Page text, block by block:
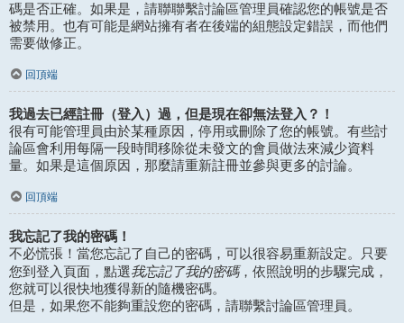
碼是否正確。如果是，請聯聯繫討論區管理員確認您的帳號是否
被禁用。也有可能是網站擁有者在後端的組態設定錯誤，而他們
需要做修正。
回頂端
我過去已經註冊（登入）過，但是現在卻無法登入？！
很有可能管理員由於某種原因，停用或刪除了您的帳號。有些討
論區會利用每隔一段時間移除從未發文的會員做法來減少資料
量。如果是這個原因，那麼請重新註冊並參與更多的討論。
回頂端
我忘記了我的密碼！
不必慌張！當您忘記了自己的密碼，可以很容易重新設定。只要
您到登入頁面，點選我忘記了我的密碼，依照說明的步驟完成，
您就可以很快地獲得新的隨機密碼。
但是，如果您不能夠重設您的密碼，請聯繫討論區管理員。